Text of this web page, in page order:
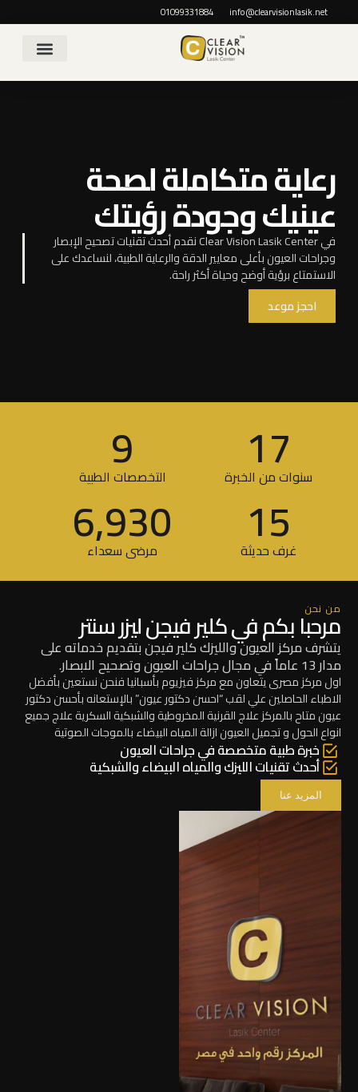
info@clearvisionlasik.net
01099331884
رعاية متكاملة لصحة
عينيك وجودة رؤيتك
في Clear Vision Lasik Center نقدم أحدث تقنيات تصحيح الإبصار
وجراحات العيون بأعلى معايير الدقة والرعاية الطبية، لنساعدك على
الاستمتاع برؤية أوضح وحياة أكثر راحة.
احجز موعد
سنوات من الخبرة
17 التخصصات الطبية
9
غرف حديثة
15 مرضى سعداء
6,930
من نحن
مرحبا بكم في كلير فيجن ليزر سنتر
يتشرف مركز العيون والليزك كلير فيجن بتقديم خدماته على
مدار 13 عاماً في مجال جراحات العيون وتصحيح الابصار.
اول مركز مصرى يتعاون مع مركز فيزيوم بأسبانيا فنحن نستعين بأفضل
الاطباء الحاصلين علي لقب “احسن دكتور عيون” بالإستعانه بأحسن دكتور
عيون متاح بالمركز علاج القرنية المخروطية والشبكية السكرية علاج جميع
انواع الحول و تجميل العيون ازالة المياه البيضاء بالموجات الصوتية
خبرة طبية متخصصة في جراحات العيون
أحدث تقنيات الليزك والمياه البيضاء والشبكية
المزيد عنا